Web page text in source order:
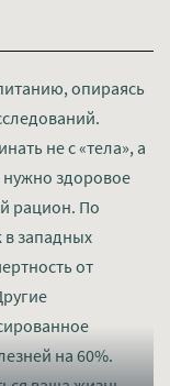
опираясь
не с «тела», а
нужно здоровое
рацион. По
западных
от
на 60%.